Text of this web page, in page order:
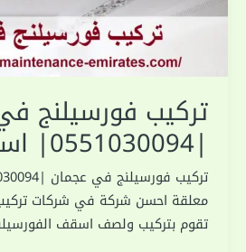
تركيب فورسيلنج
|0551030094| اسقف معلقة
معلقة احسن شركة في شركات
تقوم بتركيب ولصف اسقف